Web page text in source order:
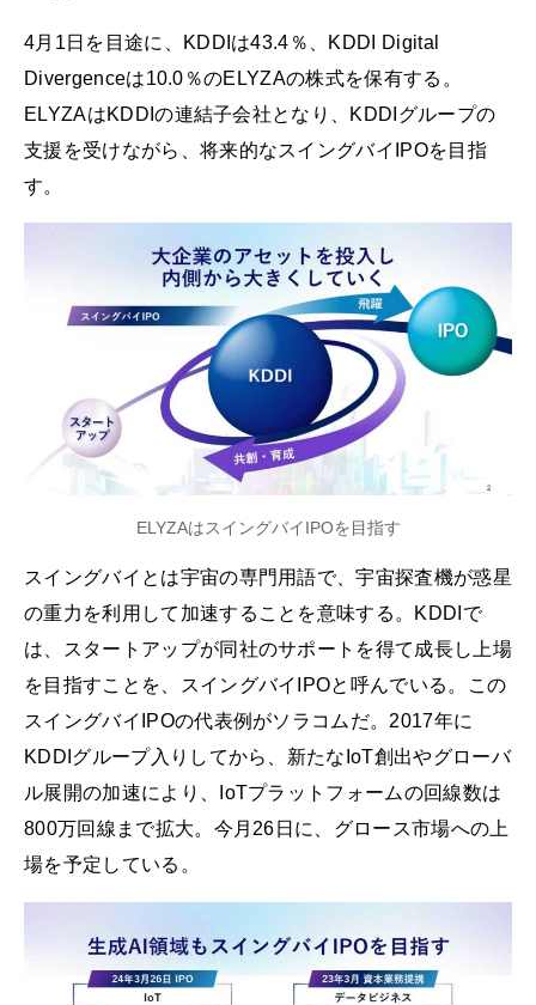
4月1日を目途に、KDDIは43.4％、KDDI Digital
Divergenceは10.0％のELYZAの株式を保有する。
ELYZAはKDDIの連結子会社となり、KDDIグループの
支援を受けながら、将来的なスイングバイIPOを目指
す。
ELYZAはスイングバイIPOを目指す
スイングバイとは宇宙の専門用語で、宇宙探査機が惑星
の重力を利用して加速することを意味する。KDDIで
は、スタートアップが同社のサポートを得て成長し上場
を目指すことを、スイングバイIPOと呼んでいる。この
スイングバイIPOの代表例がソラコムだ。2017年に
KDDIグループ入りしてから、新たなIoT創出やグローバ
ル展開の加速により、IoTプラットフォームの回線数は
800万回線まで拡大。今月26日に、グロース市場への上
場を予定している。